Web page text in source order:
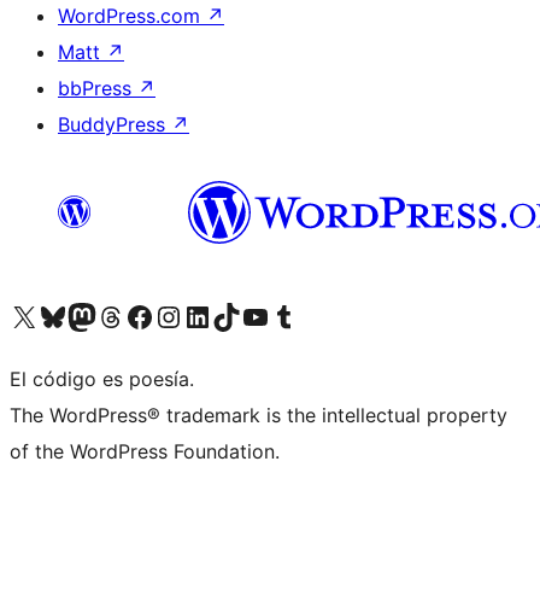
WordPress.com ↗
Matt ↗
bbPress ↗
BuddyPress ↗
Visit our X (formerly Twitter) account
Visit our Bluesky account
Visit our Mastodon account
Visit our Threads account
Visita nuestra página de Facebook
Visita nuestra cuenta de Instagram
Visita nuestra cuenta de LinkedIn
Visit our TikTok account
Visita nuestro canal de YouTube
Visit our Tumblr account
El código es poesía.
The WordPress® trademark is the intellectual property
of the WordPress Foundation.